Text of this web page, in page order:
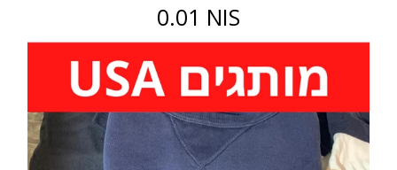
0.01 NIS